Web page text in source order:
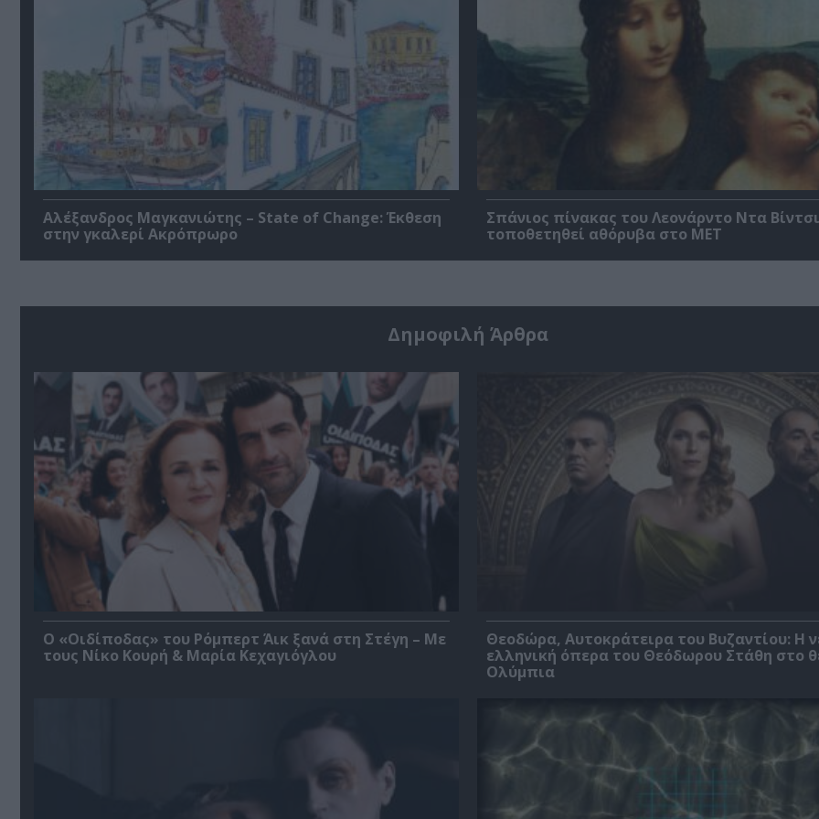
Αλέξανδρος Μαγκανιώτης – State of Change: Έκθεση
στην γκαλερί Ακρόπρωρο
Σπάνιος πίνακας του Λεονάρντο Ντα
τοποθετηθεί αθόρυβα στο MET
Δημοφιλή Άρθρα
O «Οιδίποδας» του Ρόμπερτ Άικ ξανά στη Στέγη – Με
τους Νίκο Κουρή & Μαρία Κεχαγιόγλου
Θεοδώρα, Αυτοκράτειρα του Βυζαντίου: Η
ελληνική όπερα του Θεόδωρου Στάθη στο
Ολύμπια